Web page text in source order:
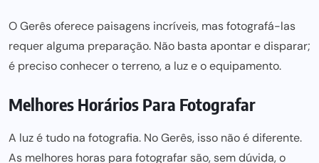
O Gerês oferece paisagens incríveis, mas fotografá-las
requer alguma preparação. Não basta apontar e disparar;
é preciso conhecer o terreno, a luz e o equipamento.
Melhores Horários Para Fotografar
A luz é tudo na fotografia. No Gerês, isso não é diferente.
As melhores horas para fotografar são, sem dúvida, o